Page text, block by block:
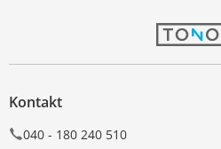
Kontakt
040 - 180 240 510